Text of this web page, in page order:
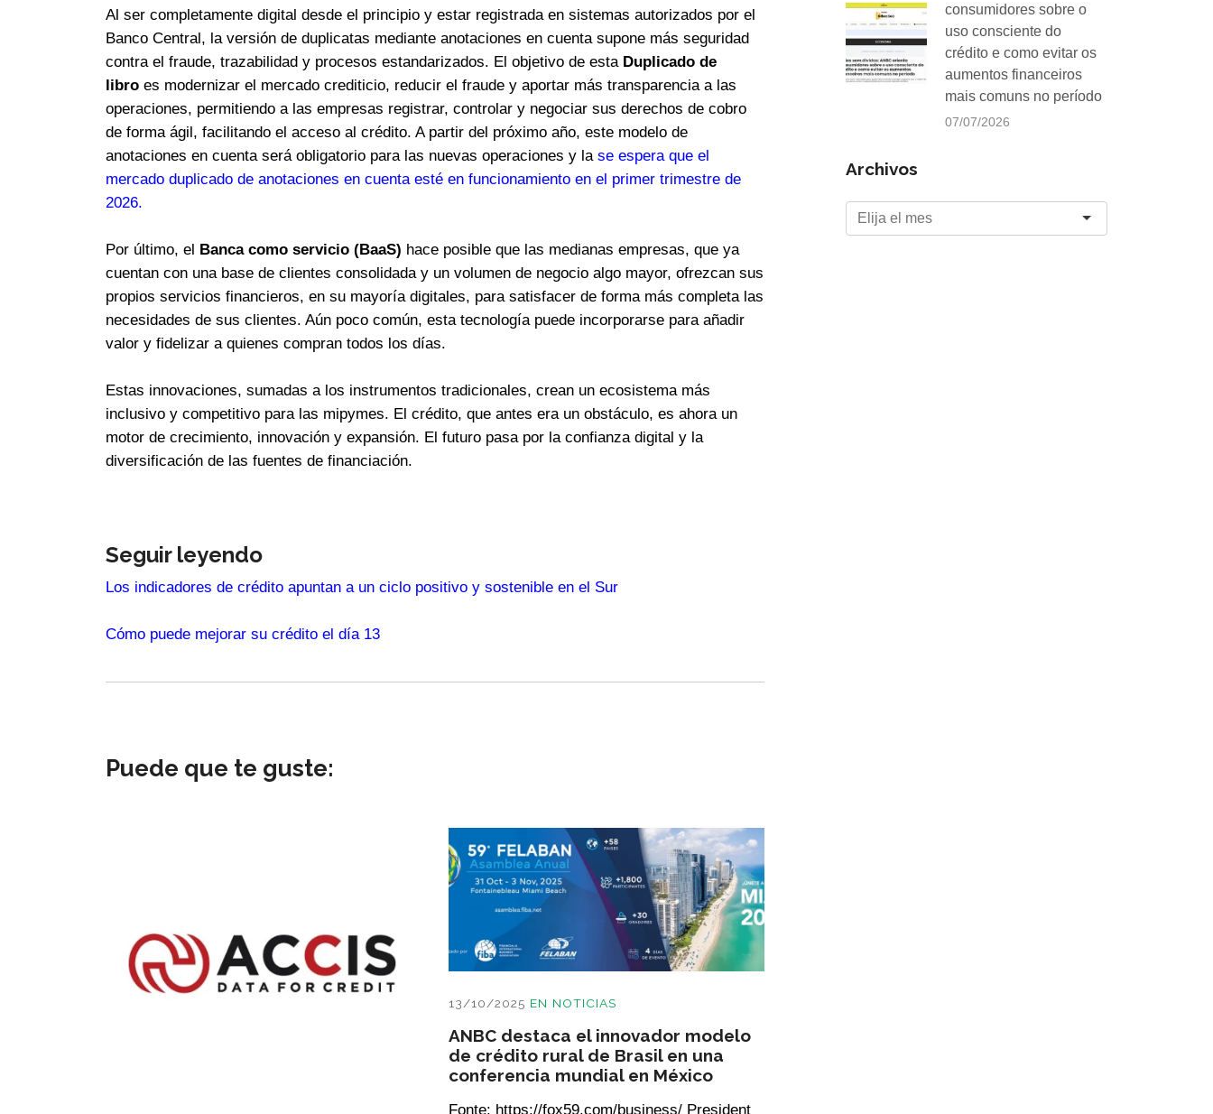
Al ser completamente digital desde el principio y estar registrada en sistemas autorizados por el
Banco Central, la versión de duplicatas mediante anotaciones en cuenta supone más seguridad
contra el fraude, trazabilidad y procesos estandarizados. El objetivo de esta Duplicado de
libro es modernizar el mercado crediticio, reducir el fraude y aportar más transparencia a las
operaciones, permitiendo a las empresas registrar, controlar y negociar sus derechos de cobro
de forma ágil, facilitando el acceso al crédito. A partir del próximo año, este modelo de
anotaciones en cuenta será obligatorio para las nuevas operaciones y la se espera que el
mercado duplicado de anotaciones en cuenta esté en funcionamiento en el primer trimestre de
2026.
Por último, el Banca como servicio (BaaS) hace posible que las medianas empresas, que ya
cuentan con una base de clientes consolidada y un volumen de negocio algo mayor, ofrezcan sus
propios servicios financieros, en su mayoría digitales, para satisfacer de forma más completa las
necesidades de sus clientes. Aún poco común, esta tecnología puede incorporarse para añadir
valor y fidelizar a quienes compran todos los días.
Estas innovaciones, sumadas a los instrumentos tradicionales, crean un ecosistema más
inclusivo y competitivo para las mipymes. El crédito, que antes era un obstáculo, es ahora un
motor de crecimiento, innovación y expansión. El futuro pasa por la confianza digital y la
diversificación de las fuentes de financiación.
Seguir leyendo
Los indicadores de crédito apuntan a un ciclo positivo y sostenible en el Sur
Cómo puede mejorar su crédito el día 13
Puede que te guste:
13/10/2025 EN NOTICIAS
ANBC destaca el innovador modelo
de crédito rural de Brasil en una
conferencia mundial en México
Fonte: https://fox59.com/business/ President
consumidores sobre o
uso consciente do
crédito e como evitar os
aumentos financeiros
mais comuns no período
07/07/2026
Archivos